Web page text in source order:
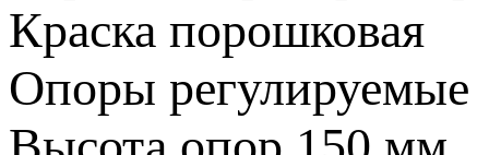
Краска порошковая
Опоры регулируемые